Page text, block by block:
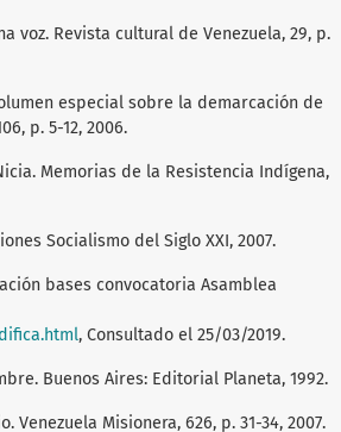
voz. Revista cultural de Venezuela, 29, p.
especial sobre la demarcación de
p. 5-12, 2006.
Nicia. Memorias de la Resistencia Indígena,
Socialismo del Siglo XXI, 2007.
bases convocatoria Asamblea
, Consultado el 25/03/2019.
Buenos Aires: Editorial Planeta, 1992.
Venezuela Misionera, 626, p. 31-34, 2007.